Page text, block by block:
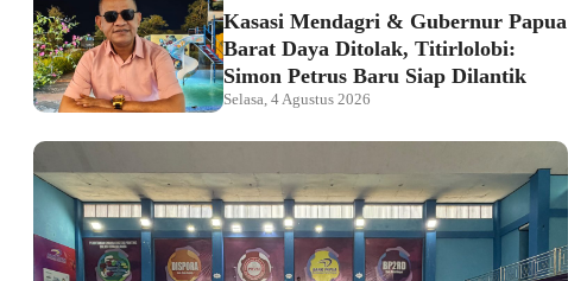
Kasasi Mendagri & Gubernur Papua
Barat Daya Ditolak, Titirlolobi:
Simon Petrus Baru Siap Dilantik
Selasa, 4 Agustus 2026